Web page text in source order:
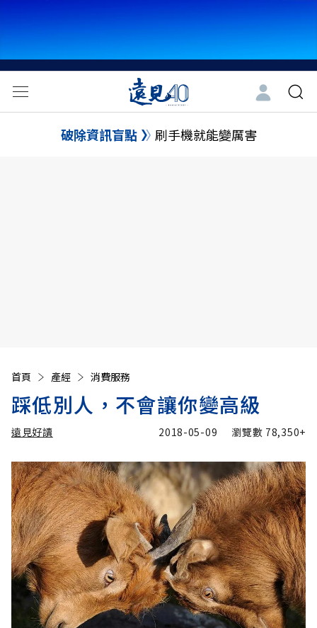
破除資訊盲點 刷手機就能變厲害
首頁 產經 消費服務
踩低別人，不會讓你變高級
遠見好讀 2018-05-09 瀏覽數 78,350+